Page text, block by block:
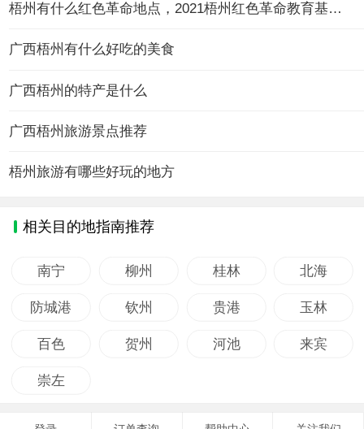
梧州有什么红色革命地点，2021梧州红色革命教育基地大全
广西梧州有什么好吃的美食
广西梧州的特产是什么
广西梧州旅游景点推荐
梧州旅游有哪些好玩的地方
相关目的地指南推荐
南宁 柳州 桂林 北海
防城港 钦州 贵港 玉林
百色 贺州 河池 来宾
崇左